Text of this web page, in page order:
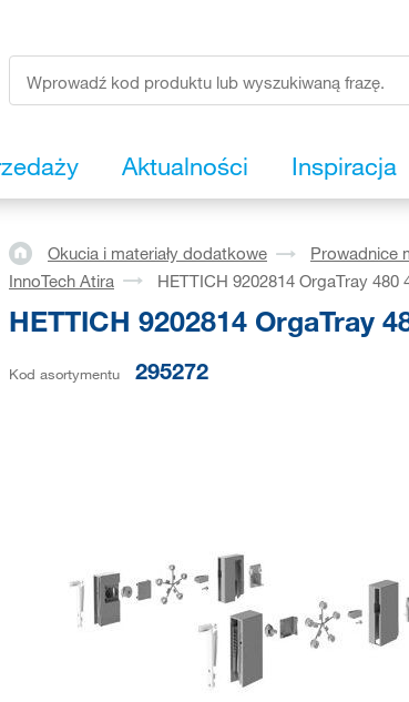
Aktualności Inspiracja
Okucia i materiały dodatkowe Prowadnice
InnoTech Atira
HETTICH 9202814 OrgaTray
HETTICH 9202814 OrgaTray
Kod asortymentu 295272